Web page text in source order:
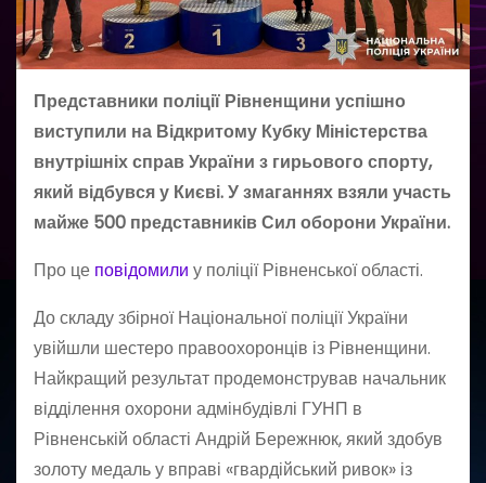
Представники поліції Рівненщини успішно
виступили на Відкритому Кубку Міністерства
внутрішніх справ України з гирьового спорту,
який відбувся у Києві. У змаганнях взяли участь
майже 500 представників Сил оборони України.
Про це повідомили у поліції Рівненської області.
До складу збірної Національної поліції України
увійшли шестеро правоохоронців із Рівненщини.
Найкращий результат продемонстрував начальник
відділення охорони адмінбудівлі ГУНП в
Рівненській області Андрій Бережнюк, який здобув
золоту медаль у вправі «гвардійський ривок» із